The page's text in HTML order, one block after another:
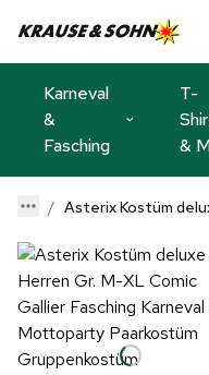
Karneval
&
Fasching
T-
&
Asterix Kostüm